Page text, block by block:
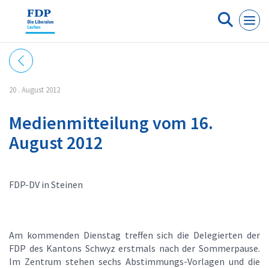
20 . August 2012
Medienmitteilung vom 16.
August 2012
FDP-DV in Steinen
Am kommenden Dienstag treffen sich die Delegierten der
FDP des Kantons Schwyz erstmals nach der Sommerpause.
Im Zentrum stehen sechs Abstimmungs-Vorlagen und die
Cookie-Einstellungen